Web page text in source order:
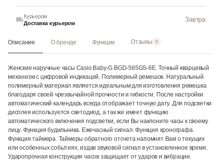
Курьером
Доставка курьером
Завтра
Описание О бренде Функции Отзывы 0
Женские наручные часы Casio Baby-G BGD-565GS-6E. Точный кварцевый
механизм с цифровой индикацей. Полимерный ремешок. Натуральный
полимерный материал является идеальным для изготовления ремешка
благодаря своей чрезвычайной прочности и гибкости. После настройки
автоматический календарь всегда отображает точную дату. Для подсветки
дисплея используется светодиод, а так же имеет функцию
автоматического включения подсветки, если Вы наклоните часы к своему
лицу. Функция будильника. Ежечасный сигнал. Функция хронографа.
Функция таймера. Таймеры обратного отсчета напомнят Вам о текущих
или особенных событиях, издав звуковой сигнал в установленное время.
Ударопрочная конструкция часов защищает от ударов и вибрации.